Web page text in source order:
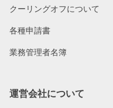
クーリングオフについて
各種申請書
業務管理者名簿
運営会社について